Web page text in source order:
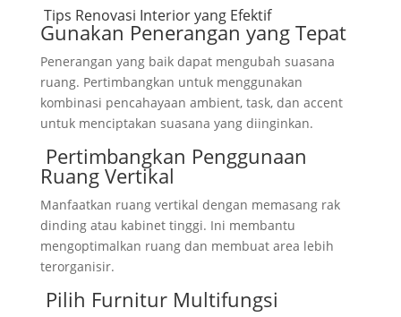
Tips Renovasi Interior yang Efektif
Gunakan Penerangan yang Tepat
Penerangan yang baik dapat mengubah suasana
ruang. Pertimbangkan untuk menggunakan
kombinasi pencahayaan ambient, task, dan accent
untuk menciptakan suasana yang diinginkan.
Pertimbangkan Penggunaan
Ruang Vertikal
Manfaatkan ruang vertikal dengan memasang rak
dinding atau kabinet tinggi. Ini membantu
mengoptimalkan ruang dan membuat area lebih
terorganisir.
Pilih Furnitur Multifungsi